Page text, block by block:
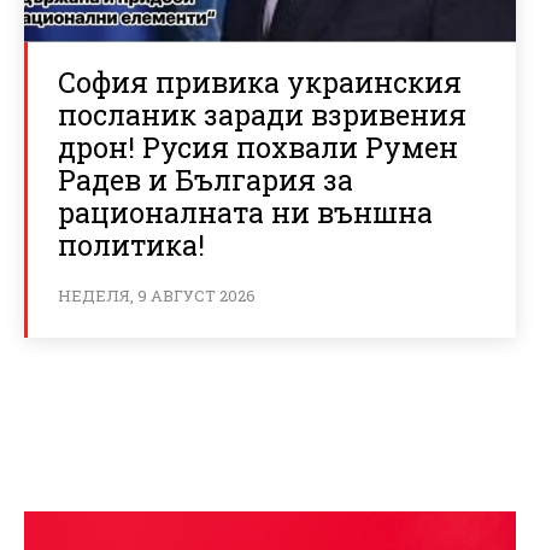
София привика украинския
посланик заради взривения
дрон! Русия похвали Румен
Радев и България за
рационалната ни външна
политика!
НЕДЕЛЯ, 9 АВГУСТ 2026